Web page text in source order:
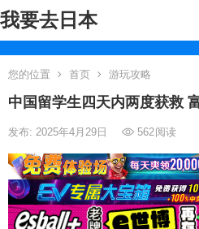
我要去日本
您的位置 首页 游玩攻略
中国留学生四天内两度获救
发布: 2025年4月29日 562阅读